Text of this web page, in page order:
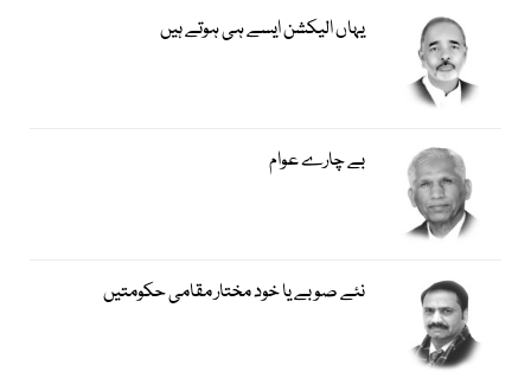
یہاں الیکشن ایسے ہی ہوتے ہیں
بے چارے عوام
نئے صوبے یا خود مختار مقامی حکومتیں